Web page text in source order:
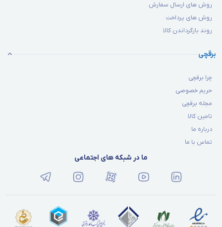
روش های ارسال سفارش
روش های پرداخت
روند بازگرداندن کالا
برقچی
چرا برقچی
حریم خصوصی
مجله برقچی
تامین کالا
درباره ما
تماس با ما
ما در شبکه های اجتماعی